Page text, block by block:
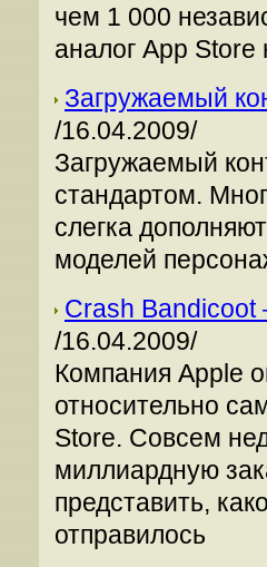
чем 1 000
аналог App Store
Загружаемый
/16.04.2009/
Загружаемый
стандартом.
слегка
моделей
Crash Bandicoot
/16.04.2009/
Компания Apple
относительно
Store. Совсем
миллиардную
представить,
отправилось